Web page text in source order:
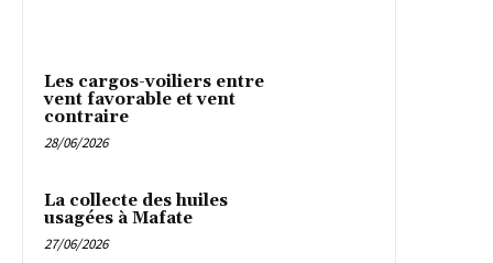
Les cargos-voiliers entre
vent favorable et vent
contraire
28/06/2026
La collecte des huiles
usagées à Mafate
27/06/2026